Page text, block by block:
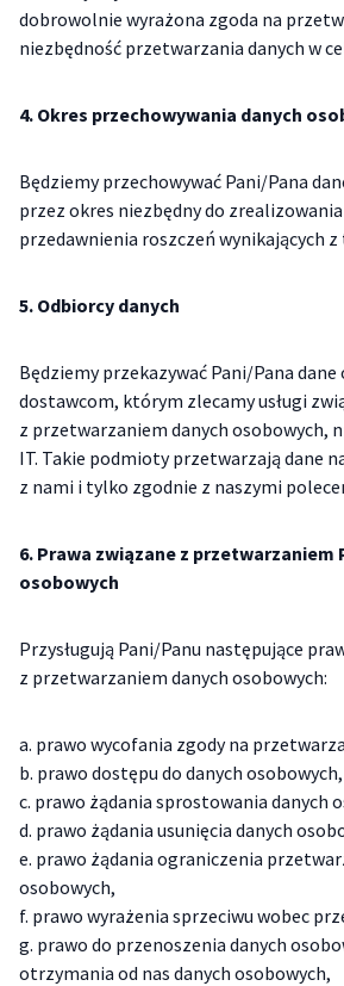
dobrowolnie wyrażona zgoda na
niezbędność przetwarzania danych w
4. Okres przechowywania danych
Będziemy przechowywać Pani/Pana
przez okres niezbędny do
przedawnienia roszczeń wynikających z
5. Odbiorcy danych
Będziemy przekazywać Pani/Pana dane
dostawcom, którym zlecamy usługi
z przetwarzaniem danych osobowych,
IT. Takie podmioty przetwarzają dane
z nami i tylko zgodnie z naszymi
6. Prawa związane z przetwarzaniem
osobowych
Przysługują Pani/Panu następujące
z przetwarzaniem danych osobowych:
a. prawo wycofania zgody na
b. prawo dostępu do danych osobowych,
c. prawo żądania sprostowania danych
d. prawo żądania usunięcia danych
e. prawo żądania ograniczenia
osobowych,
f. prawo wyrażenia sprzeciwu wobec
g. prawo do przenoszenia danych
otrzymania od nas danych osobowych,